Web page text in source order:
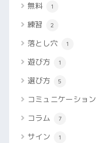
無料 1
練習 2
落とし穴 1
遊び方 1
選び方 5
コミュニケーション
コラム 7
サイン 1